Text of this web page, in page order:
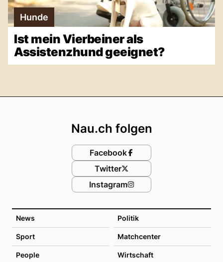
Hunde
Ist mein Vierbeiner als
Assistenzhund geeignet?
News Politik
Sport Matchcenter
People Wirtschaft
Nau.ch folgen
Facebook
Twitter
Instagram